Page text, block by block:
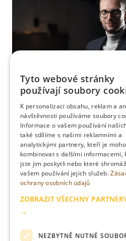
Champagne? Nechci,
že nemáme co prodávat
Situace na trhu se
komplikovaná. Stěžují si
zákazníky. Vinaři nám
základní vína, a s něčím
Tyto webové stránky
používají soubory
K personalizaci obsahu, reklam a
návštěvnosti používáme soubory
Informace o vašem používání
také sdílíme s našimi reklamními a
analytickými partnery, kteří je
kombinovat s dalšími informacemi,
jste jim poskytli nebo které
vašem používání jejich služeb.
ochrany osobních údajů
ZOBRAZIT VŠECHNY
→
NEZBYTNĚ NUTNÉ